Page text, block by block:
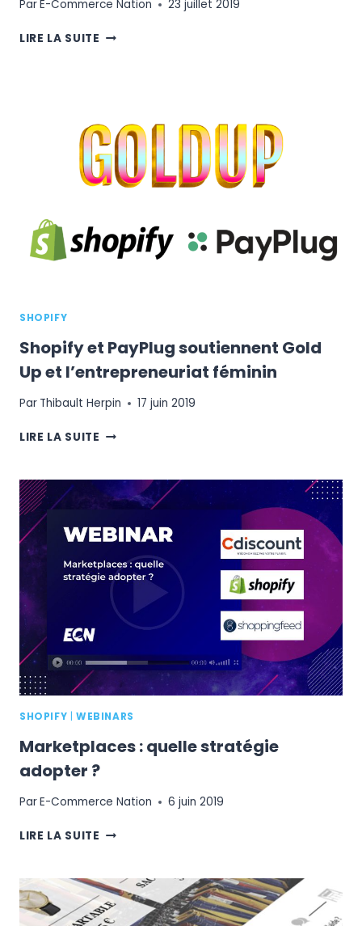
ParE-Commerce Nation 23 juillet 2019
LIRE LA SUITE GOLDUP,
E-
COMMERCE
SHOPIFY
Shopify et PayPlug soutiennent Gold
Up et l’entrepreneuriat féminin
Par Thibault Herpin 17 juin 2019
LIRE LA SUITE SHOPIFY
SOUTIENNENT
GOLD
ET
L’ENTREPRENEURIAT
FÉMININ
SHOPIFY WEBINARS
Marketplaces : quelle stratégie
adopter ?
ParE-Commerce Nation 6 juin 2019
LIRE LA SUITE MARKETPLACES
STRATÉGIE
ADOPTER
?